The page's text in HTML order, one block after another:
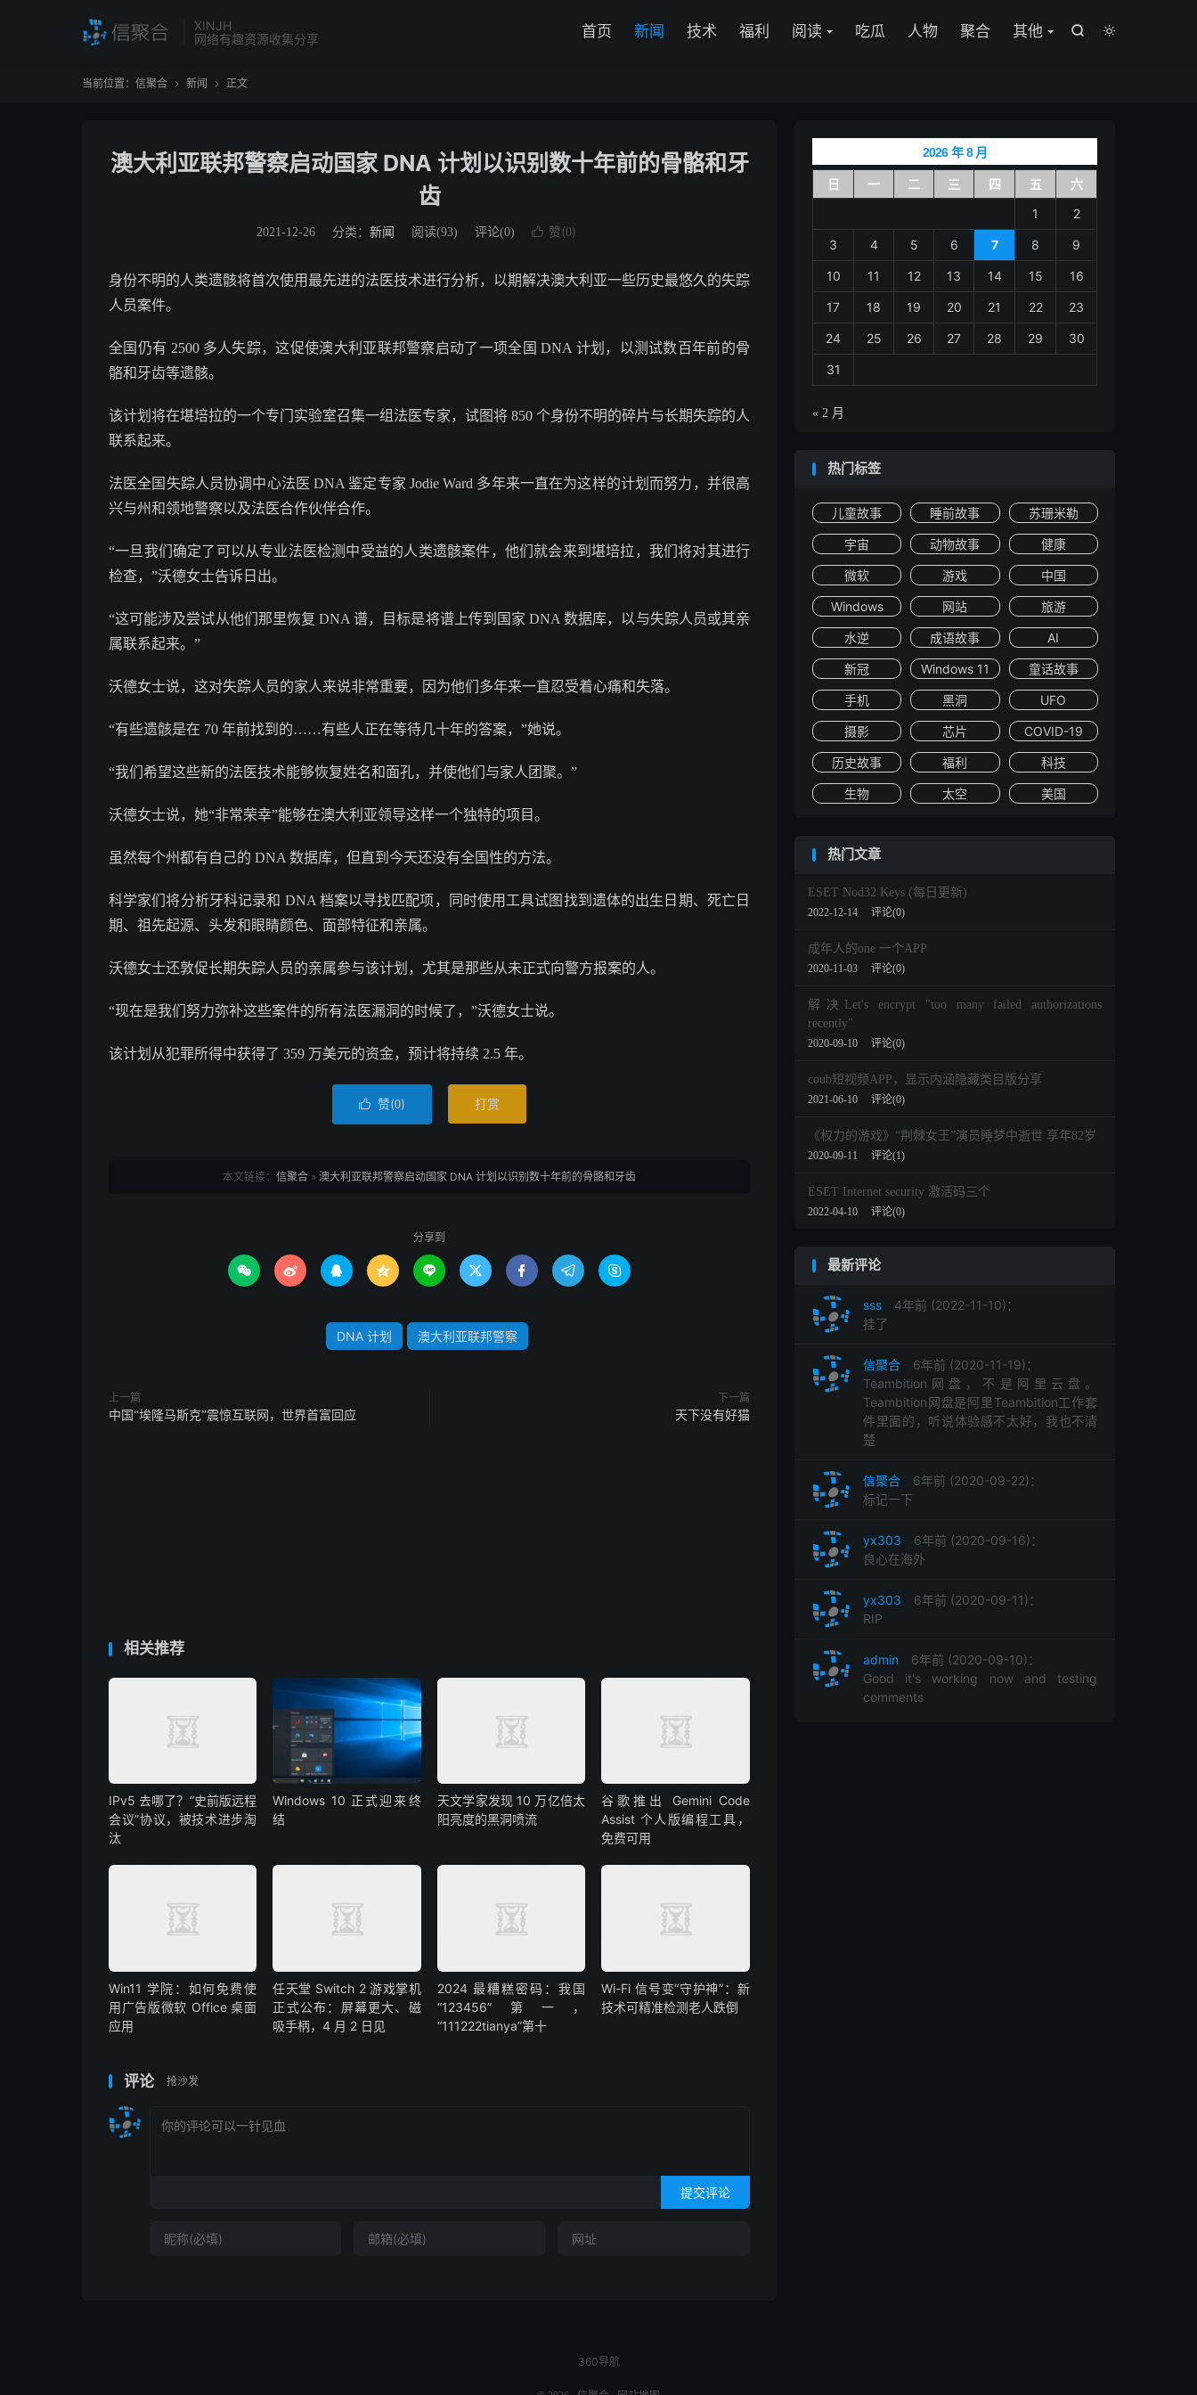
XINJH
网络有趣资源收集分享


首页 新闻 技术 福利 阅读 吃瓜 人物 聚合 其他
当前位置： 信聚合  新闻  正文
澳大利亚联邦警察启动国家 DNA 计划以识别数十年前的骨骼和牙
齿
2021-12-26 分类： 新闻 阅读(93) 评论(0)  赞(0)
身份不明的人类遗骸将首次使用最先进的法医技术进行分析，以期解决澳大利亚一些历史最悠久的失踪
人员案件。
全国仍有 2500 多人失踪，这促使澳大利亚联邦警察启动了一项全国 DNA 计划，以测试数百年前的骨
骼和牙齿等遗骸。
该计划将在堪培拉的一个专门实验室召集一组法医专家，试图将 850 个身份不明的碎片与长期失踪的人
联系起来。
法医全国失踪人员协调中心法医 DNA 鉴定专家 Jodie Ward 多年来一直在为这样的计划而努力，并很高
兴与州和领地警察以及法医合作伙伴合作。
“一旦我们确定了可以从专业法医检测中受益的人类遗骸案件，他们就会来到堪培拉，我们将对其进行
检查，”沃德女士告诉日出。
“这可能涉及尝试从他们那里恢复 DNA 谱，目标是将谱上传到国家 DNA 数据库，以与失踪人员或其亲
属联系起来。”
沃德女士说，这对失踪人员的家人来说非常重要，因为他们多年来一直忍受着心痛和失落。
“有些遗骸是在 70 年前找到的……有些人正在等待几十年的答案，”她说。
“我们希望这些新的法医技术能够恢复姓名和面孔，并使他们与家人团聚。”
沃德女士说，她“非常荣幸”能够在澳大利亚领导这样一个独特的项目。
虽然每个州都有自己的 DNA 数据库，但直到今天还没有全国性的方法。
科学家们将分析牙科记录和 DNA 档案以寻找匹配项，同时使用工具试图找到遗体的出生日期、死亡日
期、祖先起源、头发和眼睛颜色、面部特征和亲属。
沃德女士还敦促长期失踪人员的亲属参与该计划，尤其是那些从未正式向警方报案的人。
“现在是我们努力弥补这些案件的所有法医漏洞的时候了，”沃德女士说。
该计划从犯罪所得中获得了 359 万美元的资金，预计将持续 2.5 年。
 赞(0) 打赏
本文链接： 信聚合 » 澳大利亚联邦警察启动国家 DNA 计划以识别数十年前的骨骼和牙齿
分享到
        
DNA 计划 澳大利亚联邦警察
上一篇
中国“埃隆马斯克”震惊互联网，世界首富回应
下一篇
天下没有好猫
相关推荐
IPv5 去哪了？“史前版远程
会议”协议，被技术进步淘
汰
Windows 10 正式迎来终
结
天文学家发现 10 万亿倍太
阳亮度的黑洞喷流
谷歌推出 Gemini Code
Assist 个人版编程工具，
免费可用
Win11 学院：如何免费使
用广告版微软 Office 桌面
应用
任天堂 Switch 2 游戏掌机
正式公布：屏幕更大、磁
吸手柄，4 月 2 日见
2024 最糟糕密码：我国
“123456”第一，
“111222tianya”第十
Wi-Fi 信号变“守护神”：新
技术可精准检测老人跌倒
评论 抢沙发
提交评论
2026 年 8 月
日 一 二 三 四 五
六
1
2
3 4 5 6 7 8 9
10 11 12 13 14 15 16
17 18 19 20 21 22 23
24 25 26 27 28 29 30
31
« 2 月
热门标签
儿童故事 睡前故事 苏珊米勒
宇宙 动物故事 健康
微软 游戏 中国
Windows 网站 旅游
水逆 成语故事 AI
新冠 Windows 11 童话故事
手机 黑洞 UFO
摄影 芯片 COVID-19
历史故事 福利 科技
生物 太空 美国
热门文章
ESET Nod32 Keys (每日更新)
2022-12-14 评论(0)
成年人的one 一个APP
2020-11-03 评论(0)
解决Let's encrypt "too many failed authorizations
recently"
2020-09-10 评论(0)
coub短视频APP，显示内涵隐藏类目版分享
2021-06-10 评论(0)
《权力的游戏》“荆棘女王”演员睡梦中逝世 享年82岁
2020-09-11 评论(1)
ESET Internet security 激活码三个
2022-04-10 评论(0)
最新评论
sss
4年前 (2022-11-10)：
挂了
信聚合
6年前 (2020-11-19)：
Teambition网盘，不是阿里云盘。
Teambition网盘是阿里Teambition工作套
件里面的，听说体验感不太好，我也不清
楚
信聚合
6年前 (2020-09-22)：
标记一下
yx303
6年前 (2020-09-16)：
良心在海外
yx303
6年前 (2020-09-11)：
RIP
admin
6年前 (2020-09-10)：
Good it's working now and testing
comments
360导航